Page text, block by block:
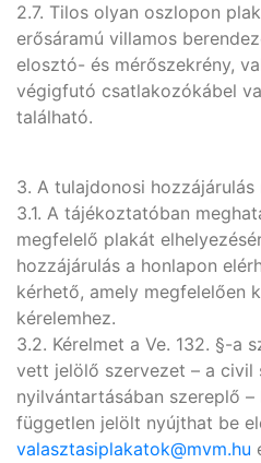
2.7. Tilos olyan oszlopon
erősáramú villamos
elosztó- és mérőszekrény,
végigfutó csatlakozókábel
található.
3. A tulajdonosi
3.1. A tájékoztatóban
megfelelő plakát
hozzájárulás a honlapon
kérhető, amely megfelelően
kérelemhez.
3.2. Kérelmet a Ve. 132. §-a
vett jelölő szervezet – a civil
nyilvántartásában szereplő
független jelölt nyújthat be
valasztasiplakatok@mvm.hu